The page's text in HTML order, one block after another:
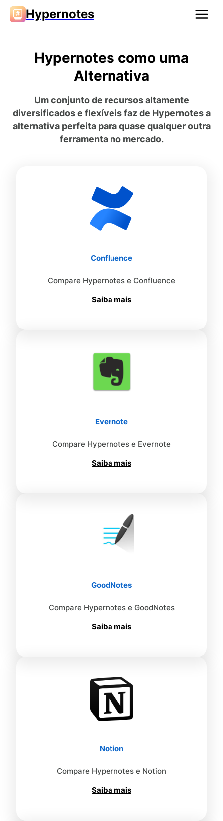
Hypernotes
Hypernotes como uma
Alternativa
Um conjunto de recursos altamente
diversificados e flexíveis faz de Hypernotes a
alternativa perfeita para quase qualquer outra
ferramenta no mercado.
Confluence
Compare Hypernotes e Confluence
Saiba mais
Evernote
Compare Hypernotes e Evernote
Saiba mais
GoodNotes
Compare Hypernotes e GoodNotes
Saiba mais
Notion
Compare Hypernotes e Notion
Saiba mais